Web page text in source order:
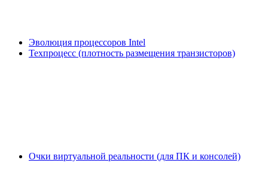
Эволюция процессоров Intel
Техпроцесс (плотность размещения транзисторов)
Очки виртуальной реальности (для ПК и консолей)